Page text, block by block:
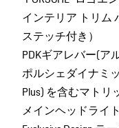
インテリア トリム
ステッチ付き）
PDKギアレバー(ア
ポルシェダイナミ
Plus) を含むマトリ
メインヘッドライト